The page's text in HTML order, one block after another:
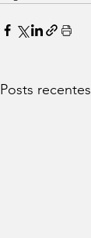
Posts recentes